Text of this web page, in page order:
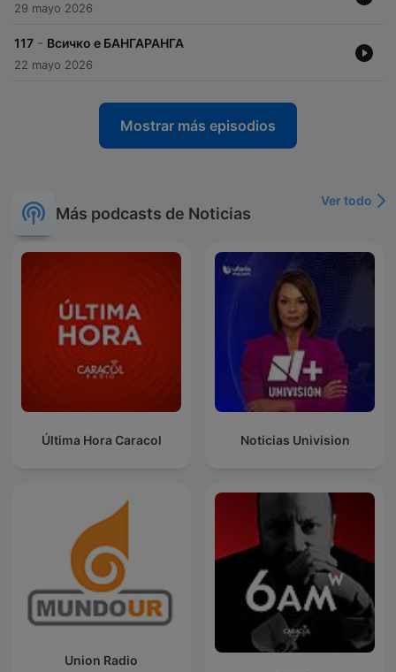
29 mayo 2026
117 - Всичко е БАНГАРАНГА
22 mayo 2026
Mostrar más episodios
Más podcasts de Noticias
Ver todo
Última Hora Caracol Noticias Univision
Union Radio